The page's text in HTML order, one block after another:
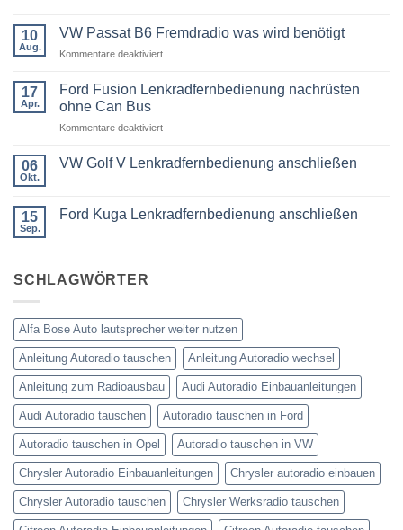
zu
3er
Radio
Tausch
1
DIN
DIN
10
Aug.
VW Passat B6 Fremdradio was wird benötigt
Kommentare deaktiviertfür
Passat
was
benötigt
17
Apr.
Ford Fusion Lenkradfernbedienung nachrüsten
ohne Can Bus
Kommentare deaktiviertfür
Fusion
Can
06
Okt.
VW Golf V Lenkradfernbedienung anschließen
VW
15
Sep.
Ford Kuga Lenkradfernbedienung anschließen
Kuga
SCHLAGWÖRTER
Alfa Bose Auto lautsprecher weiter nutzen
Anleitung Autoradio tauschen Anleitung Autoradio wechsel
Anleitung zum Radioausbau Audi Autoradio Einbauanleitungen
Audi Autoradio tauschen Autoradio tauschen in Ford
Autoradio tauschen in Opel Autoradio tauschen in VW
Chrysler Autoradio Einbauanleitungen Chrysler autoradio einbauen
Chrysler Autoradio tauschen Chrysler Werksradio tauschen